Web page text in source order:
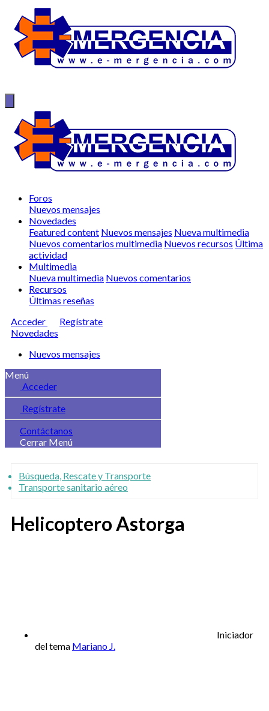
Foros
Nuevos mensajes
Novedades
Featured content Nuevos mensajes Nueva multimedia
Nuevos comentarios multimedia Nuevos recursos Última
actividad
Multimedia
Nueva multimedia Nuevos comentarios
Recursos
Últimas reseñas
Acceder
Regístrate
Novedades
Nuevos mensajes
Menú
Acceder
Regístrate
Contáctanos
Cerrar Menú
Búsqueda, Rescate y Transporte
Transporte sanitario aéreo
Helicoptero Astorga
Iniciador
del tema Mariano J.